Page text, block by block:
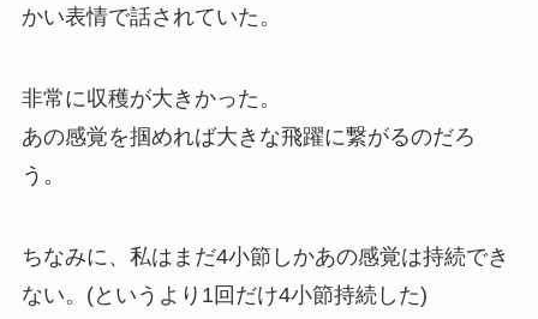
かい表情で話されていた。
非常に収穫が大きかった。
あの感覚を掴めれば大きな飛躍に繋がるのだろ
う。
ちなみに、私はまだ4小節しかあの感覚は持続でき
ない。(というより1回だけ4小節持続した)